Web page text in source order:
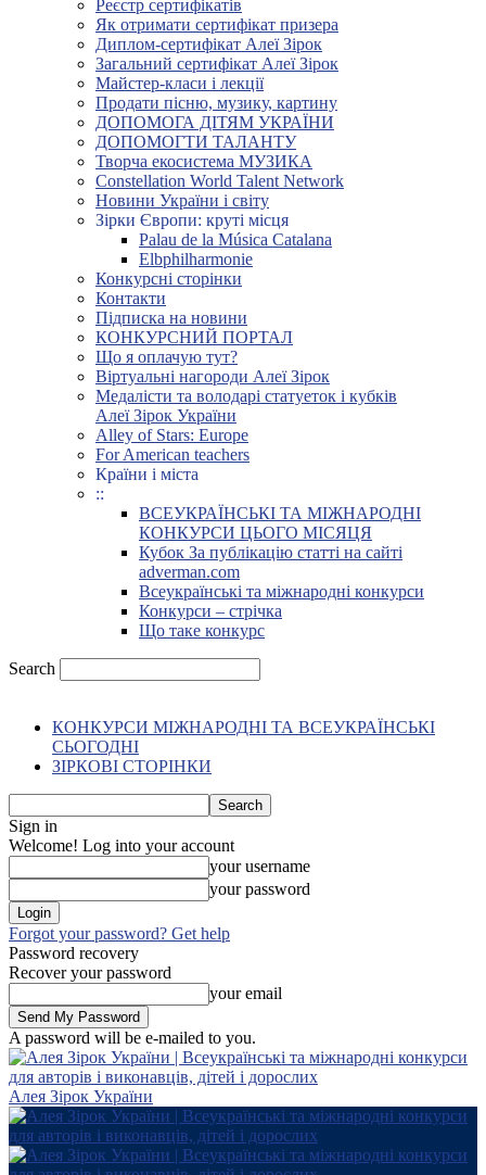
Реєстр сертифікатів
Як отримати сертифікат призера
Диплом-сертифікат Алеї Зірок
Загальний сертифікат Алеї Зірок
Майстер-класи і лекції
Продати пісню, музику, картину
ДОПОМОГА ДІТЯМ УКРАЇНИ
ДОПОМОГТИ ТАЛАНТУ
Творча екосистема МУЗИКА
Constellation World Talent Network
Новини України і світу
Зірки Європи: круті місця
Palau de la Música Catalana
Elbphilharmonie
Конкурсні сторінки
Контакти
Підписка на новини
КОНКУРСНИЙ ПОРТАЛ
Що я оплачую тут?
Віртуальні нагороди Алеї Зірок
Медалісти та володарі статуеток і кубків
Алеї Зірок України
Alley of Stars: Europe
For American teachers
Країни і міста
::
ВСЕУКРАЇНСЬКІ ТА МІЖНАРОДНІ
КОНКУРСИ ЦЬОГО МІСЯЦЯ
Кубок За публікацію статті на сайті
adverman.com
Всеукраїнські та міжнародні конкурси
Конкурси – стрічка
Що таке конкурс
Search
КОНКУРСИ МІЖНАРОДНІ ТА ВСЕУКРАЇНСЬКІ
СЬОГОДНІ
ЗІРКОВІ СТОРІНКИ
Sign in
Welcome! Log into your account
your username
your password
Forgot your password? Get help
Password recovery
Recover your password
your email
A password will be e-mailed to you.
Алея Зірок України